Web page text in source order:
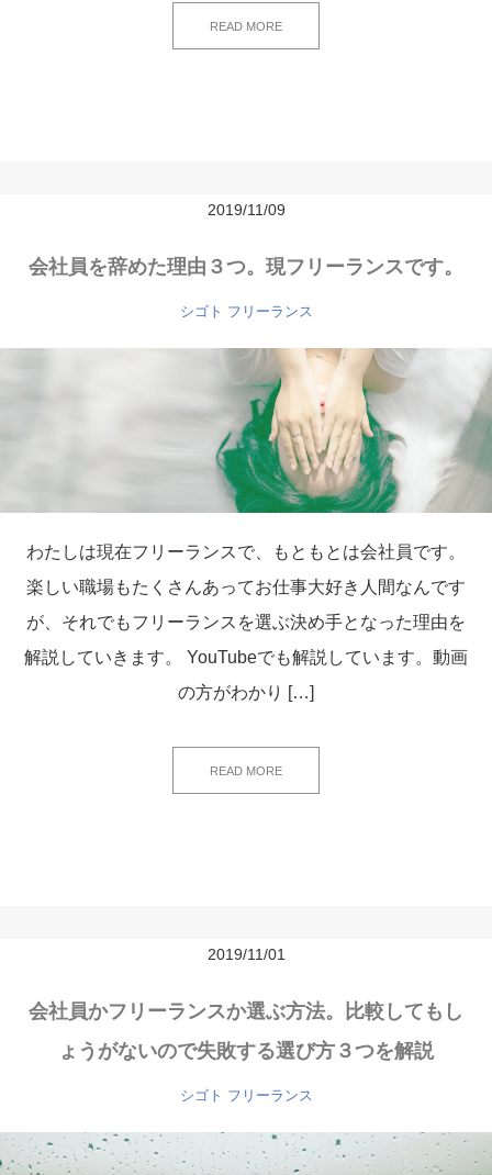
READ MORE
2019/11/09
会社員を辞めた理由３つ。現フリーランスです。
シゴト フリーランス
わたしは現在フリーランスで、もともとは会社員です。
楽しい職場もたくさんあってお仕事大好き人間なんです
が、それでもフリーランスを選ぶ決め手となった理由を
解説していきます。 YouTubeでも解説しています。動画
の方がわかり […]
READ MORE
2019/11/01
会社員かフリーランスか選ぶ方法。比較してもし
ょうがないので失敗する選び方３つを解説
シゴト フリーランス